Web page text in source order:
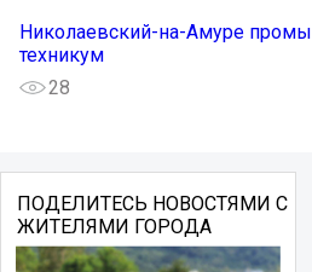
Николаевский-на-Амуре
техникум
28
ПОДЕЛИТЕСЬ НОВОСТЯМИ С
ЖИТЕЛЯМИ ГОРОДА